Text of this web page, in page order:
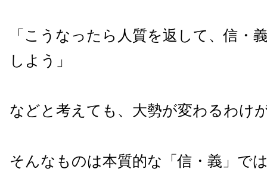
「こうなったら人質を返して、信・
しよう」
などと考えても、大勢が変わるわけ
そんなものは本質的な「信・義」で